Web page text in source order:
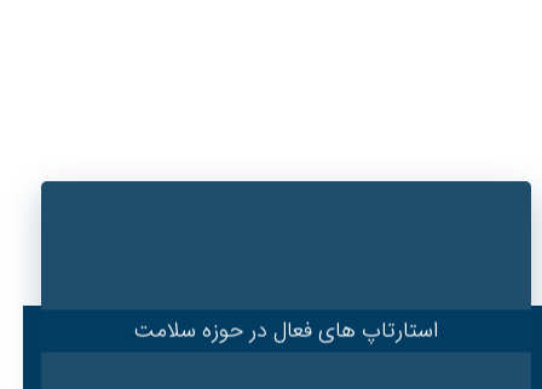
استارتاپ های فعال در حوزه سلامت